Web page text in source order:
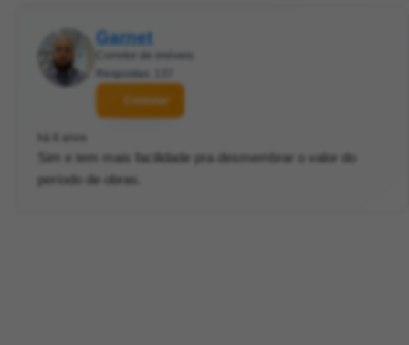
Garnet
Contatar
Sim e tem mais facilidade pra desmembrar o valor do
período de obras.